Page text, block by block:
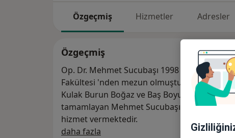
Özgeçmiş Hizmetler Adresler
Özgeçmiş
Op. Dr. Mehmet Sucubaşı 1998 yılında
Fakültesi 'nden mezun olmuştur. 1998 - 2003
Kulak Burun Boğaz ve Baş Boyun Cerrahisi Anabilim Dalında uzmanlığını
tamamlayan Mehmet Sucubaşı , kendi özel
hizmet vermektedir.
daha fazla